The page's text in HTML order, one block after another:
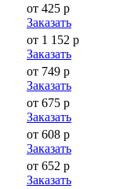
от 425 р
Заказать
от 1 152 р
Заказать
от 749 р
Заказать
от 675 р
Заказать
от 608 р
Заказать
от 652 р
Заказать